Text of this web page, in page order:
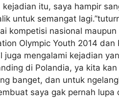
kejadian itu, saya hampir
untuk semangat
kompetisi nasional
Olympic Youth 2014
juga mengalami kejadian
di Polandia, ya kita
banget, dan untuk
saya gak pernah